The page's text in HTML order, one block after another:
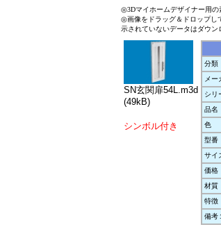
◎3Dマイホームデザイナー用の
◎画像をドラッグ＆ドロップし
示されていないデータはダウン
SN玄関扉54L.m3d
(49kB)
シンボル付き
分類
メー
シリ
品名
色
型番
サイ
価格
材質
特徴
備考